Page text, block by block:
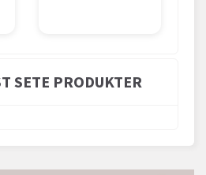
SETE PRODUKTER